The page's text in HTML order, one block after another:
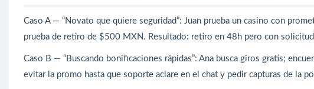
Caso A — “Novato que quiere seguridad”: Juan prueba un casino con
prueba de retiro de $500 MXN. Resultado: retiro en 48h pero con
Caso B — “Buscando bonificaciones rápidas”: Ana busca giros gratis;
evitar la promo hasta que soporte aclare en el chat y pedir capturas de la